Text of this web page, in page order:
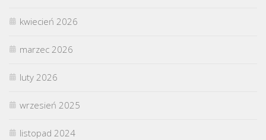
kwiecień 2026
marzec 2026
luty 2026
wrzesień 2025
listopad 2024